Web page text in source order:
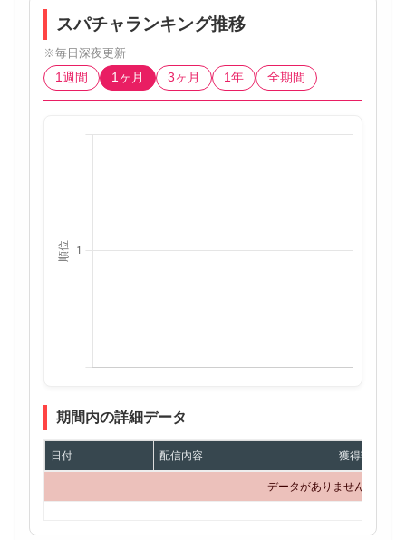
スパチャランキング推移
※毎日深夜更新
1週間
1ヶ月 3ヶ月 1年 全期間
期間内の詳細データ
日付 配信内容 獲得額
データがありません